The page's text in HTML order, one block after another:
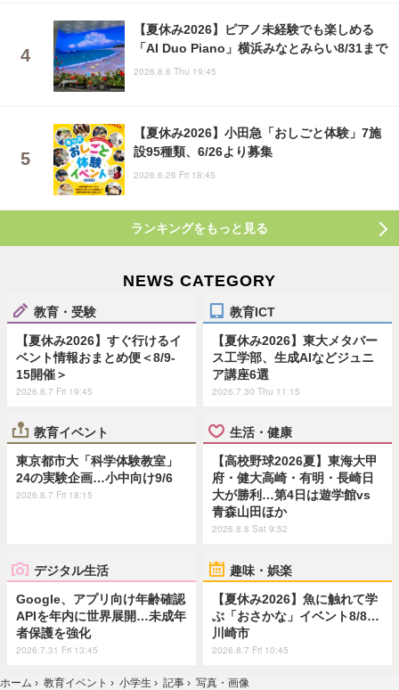
【夏休み2026】ピアノ未経験でも楽しめる
「AI Duo Piano」横浜みなとみらい8/31まで
2026.8.6 Thu 19:45
【夏休み2026】小田急「おしごと体験」7施
設95種類、6/26より募集
2026.6.26 Fri 18:45
ランキングをもっと見る
NEWS CATEGORY
教育・受験
【夏休み2026】すぐ行けるイ
ベント情報おまとめ便＜8/9-
15開催＞
2026.8.7 Fri 19:45
教育ICT
【夏休み2026】東大メタバー
ス工学部、生成AIなどジュニ
ア講座6選
2026.7.30 Thu 11:15
教育イベント
東京都市大「科学体験教室」
24の実験企画…小中向け9/6
2026.8.7 Fri 18:15
生活・健康
【高校野球2026夏】東海大甲
府・健大高崎・有明・長崎日
大が勝利…第4日は遊学館vs
青森山田ほか
2026.8.8 Sat 9:52
デジタル生活
Google、アプリ向け年齢確認
APIを年内に世界展開…未成年
者保護を強化
2026.7.31 Fri 13:45
趣味・娯楽
【夏休み2026】魚に触れて学
ぶ「おさかな」イベント8/8…
川崎市
2026.8.7 Fri 10:45
ホーム › 教育イベント › 小学生 › 記事 › 写真・画像